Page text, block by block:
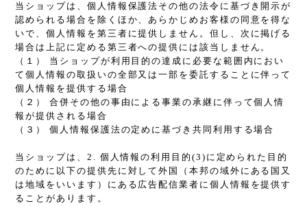
当ショップは、個人情報保護法その他の法令に基づき開示が
認められる場合を除くほか、あらかじめお客様の同意を得な
いで、個人情報を第三者に提供しません。但し、次に掲げる
場合は上記に定める第三者への提供には該当しません。
（１） 当ショップが利用目的の達成に必要な範囲内におい
て個人情報の取扱いの全部又は一部を委託することに伴って
個人情報を提供する場合
（２） 合併その他の事由による事業の承継に伴って個人情
報が提供される場合
（３） 個人情報保護法の定めに基づき共同利用する場合
当ショップは、2. 個人情報の利用目的(3)に定められた目的
のために以下の提供先に対して外国（本邦の域外にある国又
は地域をいいます）にある広告配信業者に個人情報を提供す
ることがあります。